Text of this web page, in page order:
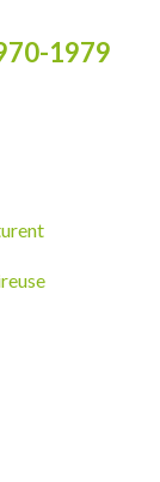
1979